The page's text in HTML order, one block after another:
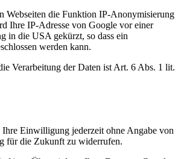
Webseiten die Funktion IP-Anonymisierung
Ihre IP-Adresse von Google vor einer
in die USA gekürzt, so dass ein
werden kann.
Verarbeitung der Daten ist Art. 6 Abs. 1 lit.
Ihre Einwilligung jederzeit ohne Angabe von
für die Zukunft zu widerrufen.